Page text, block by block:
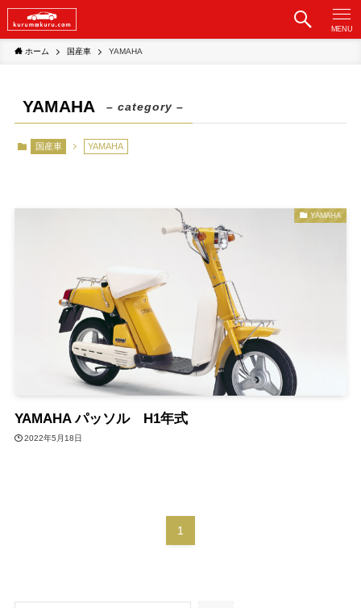
MENU
ホーム 国産車 YAMAHA
YAMAHA – category –
国産車 YAMAHA
YAMAHA
YAMAHA パッソル H1年式
2022年5月18日
1